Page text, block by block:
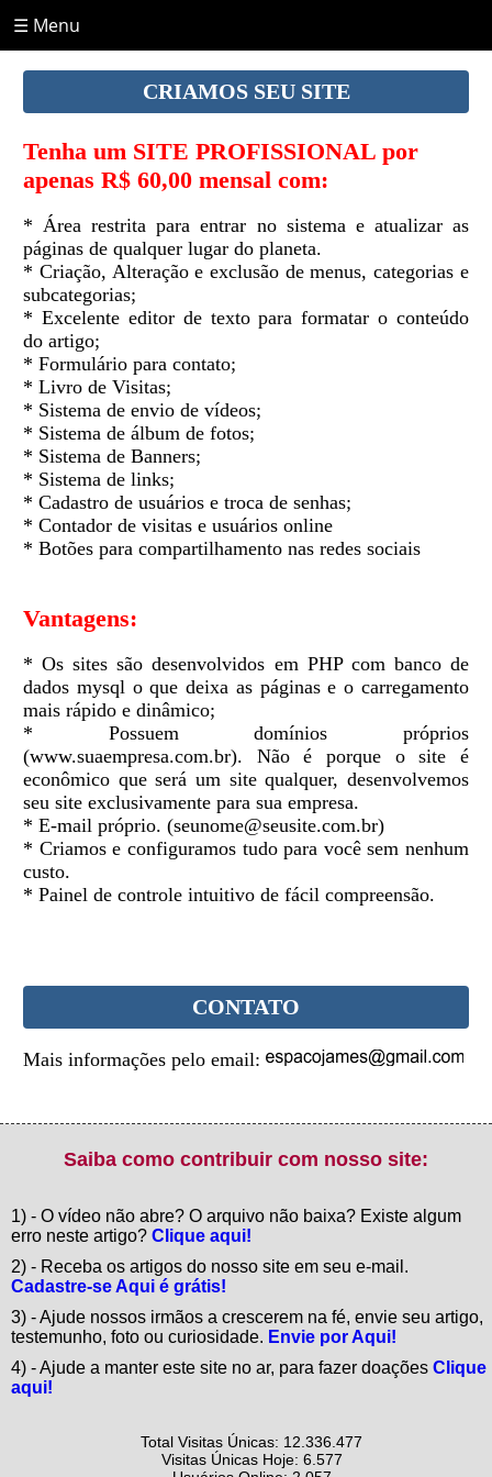
☰ Menu
CRIAMOS SEU SITE
Tenha um SITE PROFISSIONAL por
apenas R$ 60,00 mensal com:
* Área restrita para entrar no sistema e atualizar as
páginas de qualquer lugar do planeta.
* Criação, Alteração e exclusão de menus, categorias e
subcategorias;
* Excelente editor de texto para formatar o conteúdo
do artigo;
* Formulário para contato;
* Livro de Visitas;
* Sistema de envio de vídeos;
* Sistema de álbum de fotos;
* Sistema de Banners;
* Sistema de links;
* Cadastro de usuários e troca de senhas;
* Contador de visitas e usuários online
* Botões para compartilhamento nas redes sociais
Vantagens:
* Os sites são desenvolvidos em PHP com banco de
dados mysql o que deixa as páginas e o carregamento
mais rápido e dinâmico;
* Possuem domínios próprios
(www.suaempresa.com.br). Não é porque o site é
econômico que será um site qualquer, desenvolvemos
seu site exclusivamente para sua empresa.
* E-mail próprio. (seunome@seusite.com.br)
* Criamos e configuramos tudo para você sem nenhum
custo.
* Painel de controle intuitivo de fácil compreensão.
CONTATO
Mais informações pelo email:
Saiba como contribuir com nosso site:
1) - O vídeo não abre? O arquivo não baixa? Existe algum
erro neste artigo? Clique aqui!
2) - Receba os artigos do nosso site em seu e-mail.
Cadastre-se Aqui é grátis!
3) - Ajude nossos irmãos a crescerem na fé, envie seu artigo,
testemunho, foto ou curiosidade. Envie por Aqui!
4) - Ajude a manter este site no ar, para fazer doações Clique
aqui!
Total Visitas Únicas: 12.336.477
Visitas Únicas Hoje: 6.577